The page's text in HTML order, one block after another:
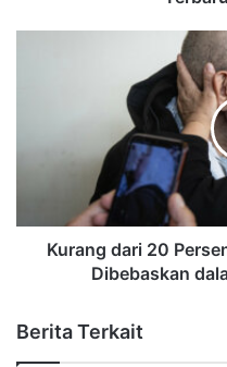
Kurang dari 20
Dibebaskan
Berita Terkait